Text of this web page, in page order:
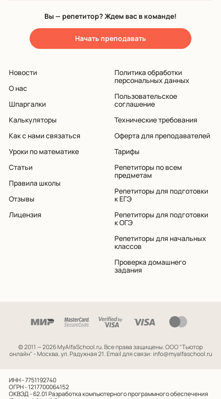
Вы — репетитор? Ждем вас в команде!
Начать преподавать
Новости
О нас
Шпаргалки
Калькуляторы
Как с нами связаться
Уроки по математике
Статьи
Правила школы
Отзывы
Лицензия
Политика обработки
персональных данных
Пользовательское
соглашение
Технические требования
Оферта для преподавателей
Тарифы
Репетиторы по всем
предметам
Репетиторы для подготовки
к ЕГЭ
Репетиторы для подготовки
к ОГЭ
Репетиторы для начальных
классов
Проверка домашнего
задания
© 2011 — 2026 MyAlfaSchool.ru. Все права защищены.ООО "Тьютор
онлайн" - Москва, ул. Радужная 21. Email для связи: info@myalfaschool.ru
ИНН - 7751192740
ОГРН - 1217700064152
ОКВЭД - 62.01Разработка компьютерного программного обеспечения